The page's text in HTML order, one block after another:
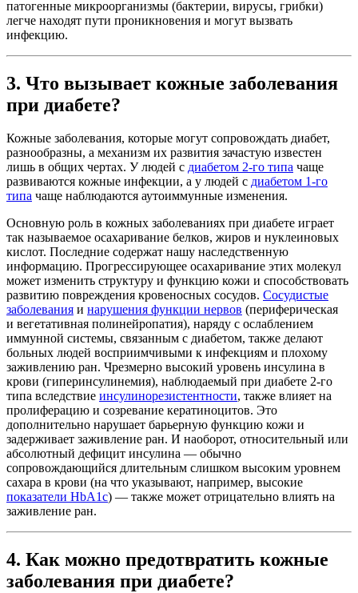
патогенные микроорганизмы (бактерии, вирусы, грибки)
легче находят пути проникновения и могут вызвать
инфекцию.
3. Что вызывает кожные заболевания
при диабете?
Кожные заболевания, которые могут сопровождать диабет,
разнообразны, а механизм их развития зачастую известен
лишь в общих чертах. У людей с диабетом 2-го типа чаще
развиваются кожные инфекции, а у людей с диабетом 1-го
типа чаще наблюдаются аутоиммунные изменения.
Основную роль в кожных заболеваниях при диабете играет
так называемое осахаривание белков, жиров и нуклеиновых
кислот. Последние содержат нашу наследственную
информацию. Прогрессирующее осахаривание этих молекул
может изменить структуру и функцию кожи и способствовать
развитию повреждения кровеносных сосудов. Сосудистые
заболевания и нарушения функции нервов (периферическая
и вегетативная полинейропатия), наряду с ослаблением
иммунной системы, связанным с диабетом, также делают
больных людей восприимчивыми к инфекциям и плохому
заживлению ран. Чрезмерно высокий уровень инсулина в
крови (гиперинсулинемия), наблюдаемый при диабете 2-го
типа вследствие инсулинорезистентности, также влияет на
пролиферацию и созревание кератиноцитов. Это
дополнительно нарушает барьерную функцию кожи и
задерживает заживление ран. И наоборот, относительный или
абсолютный дефицит инсулина — обычно
сопровождающийся длительным слишком высоким уровнем
сахара в крови (на что указывают, например, высокие
показатели HbA1c) — также может отрицательно влиять на
заживление ран.
4. Как можно предотвратить кожные
заболевания при диабете?